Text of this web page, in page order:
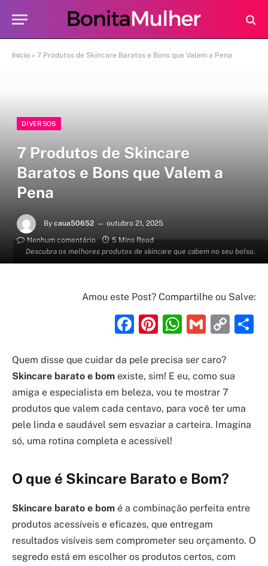
Início » 7 Produtos de Skincare Baratos e Bons que Valem a Pena
Descubra os melhores produtos de skincare que cabem no seu bolso.
DIVERSOS
7 Produtos de Skincare
Baratos e Bons que Valem a
Pena
By caua50652
outubro 21, 2025
Nenhum comentário
5 Mins Read
Amou este Post? Compartilhe ou Salve:
Facebook
Pinterest
Gmail
Quem disse que cuidar da pele precisa ser caro?
Skincare barato e bom existe, sim! E eu, como sua
amiga e especialista em beleza, vou te mostrar 7
produtos que valem cada centavo, para você ter uma
pele linda e saudável sem esvaziar a carteira. Imagina
só, uma rotina completa e acessível!
O que é Skincare Barato e Bom?
Skincare barato e bom é a combinação perfeita entre
produtos acessíveis e eficazes, que entregam
resultados visíveis sem comprometer seu orçamento. O
segredo está em escolher os produtos certos, com